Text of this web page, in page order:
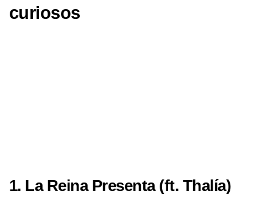
curiosos
1. La Reina Presenta(ft. Thalía)